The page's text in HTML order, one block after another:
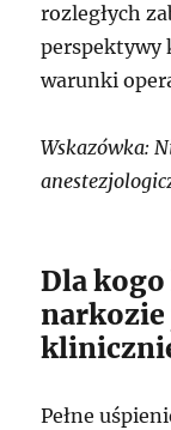
rozległych
perspektywy
warunki
Wskazówka:
Dla kogo
narkozie
Pełne